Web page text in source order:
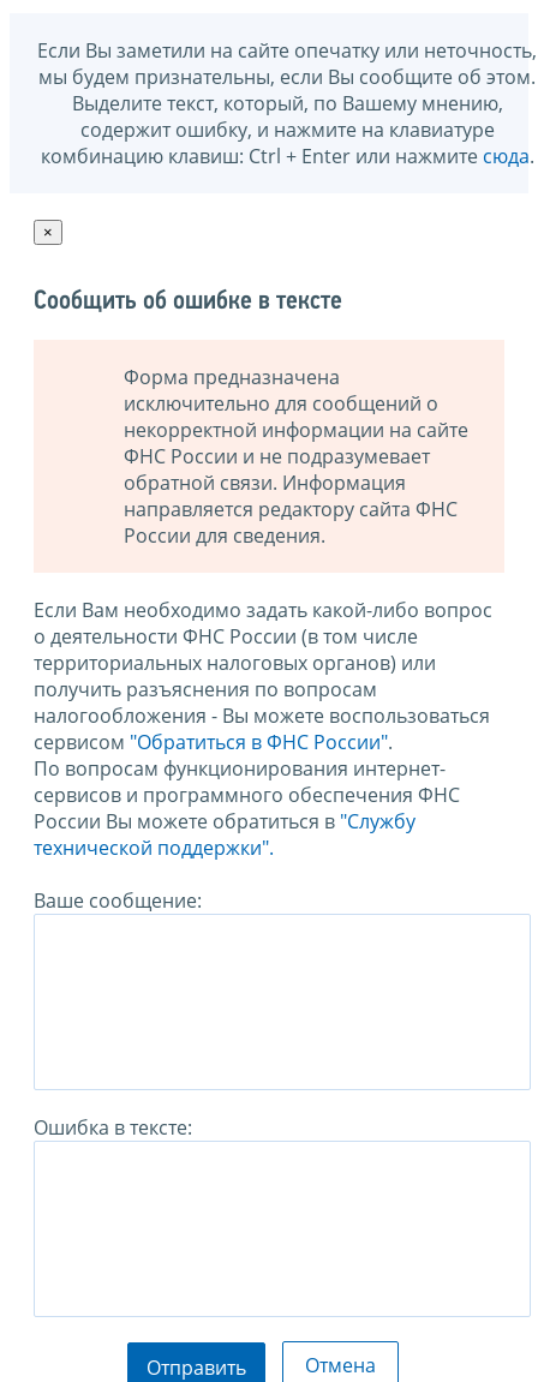
Если Вы заметили на сайте опечатку или неточность,
мы будем признательны, если Вы сообщите об этом.
Выделите текст, который, по Вашему мнению,
содержит ошибку, и нажмите на клавиатуре
комбинацию клавиш: Ctrl + Enter или нажмите сюда.
×
Сообщить об ошибке в тексте
Форма предназначена
исключительно для сообщений о
некорректной информации на сайте
ФНС России и не подразумевает
обратной связи. Информация
направляется редактору сайта ФНС
России для сведения.
Если Вам необходимо задать какой-либо вопрос
о деятельности ФНС России (в том числе
территориальных налоговых органов) или
получить разъяснения по вопросам
налогообложения - Вы можете воспользоваться
сервисом "Обратиться в ФНС России".
По вопросам функционирования интернет-
сервисов и программного обеспечения ФНС
России Вы можете обратиться в "Службу
технической поддержки".
Ваше сообщение:
Ошибка в тексте:
Отправить Отмена